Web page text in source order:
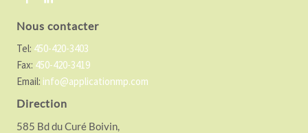
Nous contacter
Tel: 450-420-3403
Fax: 450-420-3419
Email: info@applicationmp.com
Direction
585 Bd du Curé Boivin,